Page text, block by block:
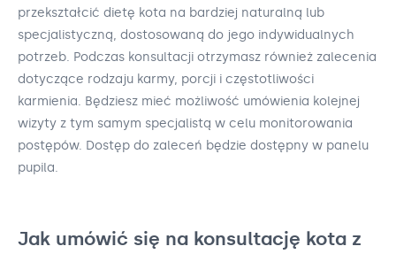
przekształcić dietę kota na bardziej naturalną lub
specjalistyczną, dostosowaną do jego indywidualnych
potrzeb. Podczas konsultacji otrzymasz również zalecenia
dotyczące rodzaju karmy, porcji i częstotliwości
karmienia. Będziesz mieć możliwość umówienia kolejnej
wizyty z tym samym specjalistą w celu monitorowania
postępów. Dostęp do zaleceń będzie dostępny w panelu
pupila.
Jak umówić się na konsultację kota z